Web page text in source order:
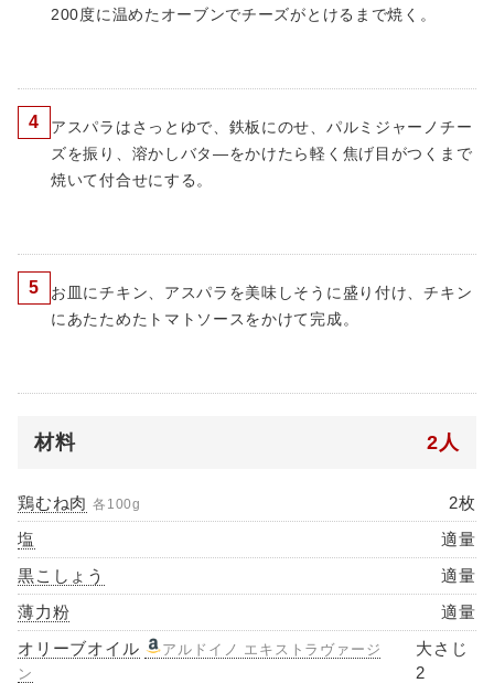
200度に温めたオーブンでチーズがとけるまで焼く。
4
アスパラはさっとゆで、鉄板にのせ、パルミジャーノチー
ズを振り、溶かしバタ―をかけたら軽く焦げ目がつくまで
焼いて付合せにする。
5
お皿にチキン、アスパラを美味しそうに盛り付け、チキン
にあたためたトマトソースをかけて完成。
材料 2人
鶏むね肉 各100g
2枚
塩
適量
黒こしょう
適量
薄力粉
適量
オリーブオイル
アルドイノ エキストラヴァージ
ン
大さじ
2